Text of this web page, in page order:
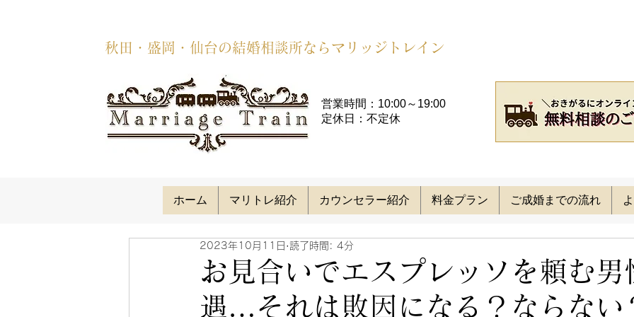
秋田・盛岡・仙台の結婚相談所ならマリッジトレイン
営業時間：10:00～19:00​
定休日：不定休
ホーム マリトレ紹介 カウンセラー紹介 料金プラン ご成婚までの流れ
お見合いでエスプレッソを頼む男
遇…それは敗因になる？ならない
2023年10月11日 読了時間: 4分